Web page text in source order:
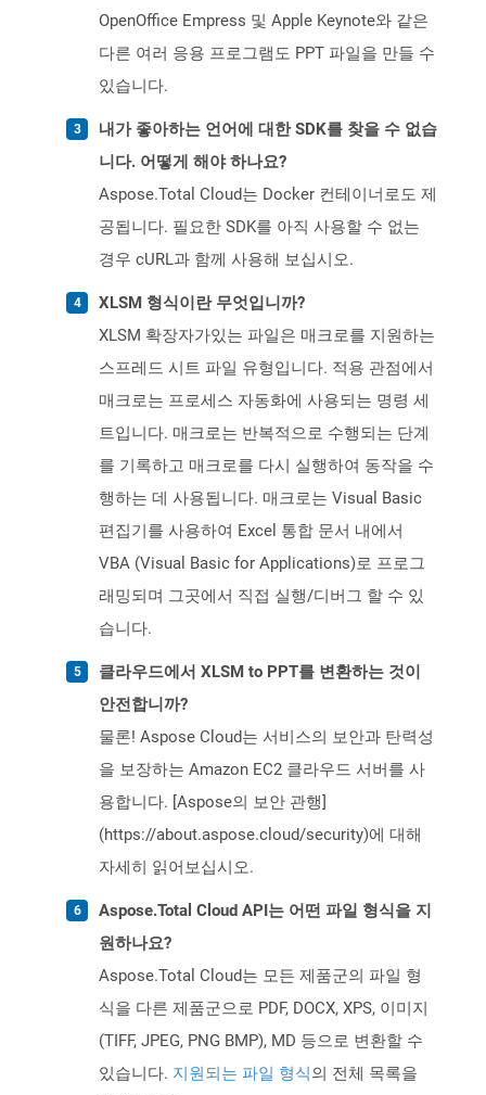
OpenOffice Empress 및 Apple Keynote와 같은
다른 여러 응용 프로그램도 PPT 파일을 만들 수
있습니다.
내가 좋아하는 언어에 대한 SDK를 찾을 수 없습
니다. 어떻게 해야 하나요?
Aspose.Total Cloud는 Docker 컨테이너로도 제
공됩니다. 필요한 SDK를 아직 사용할 수 없는
경우 cURL과 함께 사용해 보십시오.
XLSM 형식이란 무엇입니까?
XLSM 확장자가있는 파일은 매크로를 지원하는
스프레드 시트 파일 유형입니다. 적용 관점에서
매크로는 프로세스 자동화에 사용되는 명령 세
트입니다. 매크로는 반복적으로 수행되는 단계
를 기록하고 매크로를 다시 실행하여 동작을 수
행하는 데 사용됩니다. 매크로는 Visual Basic
편집기를 사용하여 Excel 통합 문서 내에서
VBA (Visual Basic for Applications)로 프로그
래밍되며 그곳에서 직접 실행/디버그 할 수 있
습니다.
클라우드에서 XLSM to PPT를 변환하는 것이
안전합니까?
물론! Aspose Cloud는 서비스의 보안과 탄력성
을 보장하는 Amazon EC2 클라우드 서버를 사
용합니다. [Aspose의 보안 관행]
(https://about.aspose.cloud/security)에 대해
자세히 읽어보십시오.
Aspose.Total Cloud API는 어떤 파일 형식을 지
원하나요?
Aspose.Total Cloud는 모든 제품군의 파일 형
식을 다른 제품군으로 PDF, DOCX, XPS, 이미지
(TIFF, JPEG, PNG BMP), MD 등으로 변환할 수
있습니다. 지원되는 파일 형식의 전체 목록을